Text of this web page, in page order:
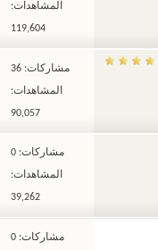
المشاهدات:
119,604
مشاركات: 36
المشاهدات:
90,057
مشاركات: 0
المشاهدات:
39,262
مشاركات: 0